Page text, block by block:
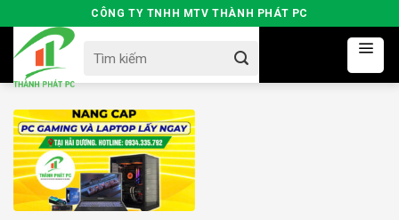
to
content
CÔNG TY TNHH MTV THÀNH PHÁT PC
for: